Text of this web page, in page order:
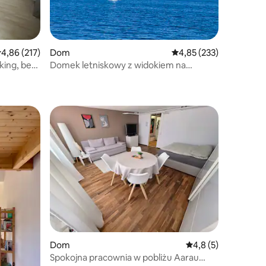
ocena: 4,86 na 5, liczba recenzji: 217
4,86 (217)
bez
Dom Średnia ocena: 4,85
4,85 (233)
Domek letniskowy z widokiem na
Dom Średnia ocena: 4,8
4,8 (5)
Spokojna pracownia w pobliżu Aarau